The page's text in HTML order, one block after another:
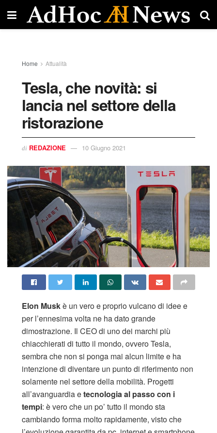
Home Attualità
Tesla, che novità: si
lancia nel settore della
ristorazione
di REDAZIONE 10 Giugno 2021
Elon Muskè un vero e proprio vulcano di idee e
per l’ennesima volta ne ha dato grande
dimostrazione. Il CEO di uno dei marchi più
chiacchierati di tutto il mondo, ovvero Tesla,
sembra che non si ponga mai alcun limite e ha
intenzione di diventare un punto di riferimento non
solamente nel settore della mobilità. Progetti
all’avanguardia etecnologia al passo con i
tempi: è vero che un po’ tutto il mondo sta
cambiando forma molto rapidamente, visto che